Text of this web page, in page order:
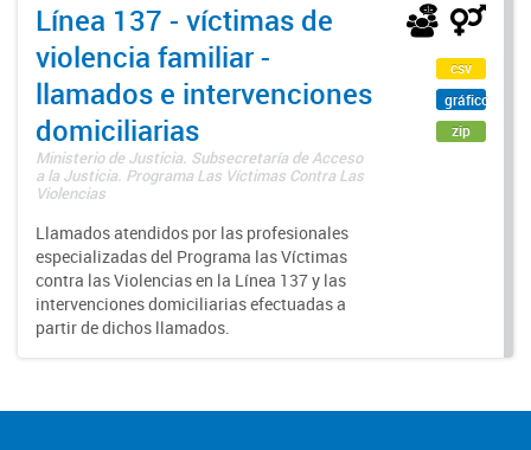
Línea 137 - víctimas de
violencia familiar -
llamados e intervenciones
domiciliarias
Ministerio de Justicia. Subsecretaría de Acceso
a la Justicia. Programa Las Víctimas Contra Las
Violencias
Llamados atendidos por las profesionales
especializadas del Programa las Víctimas
contra las Violencias en la Línea 137 y las
intervenciones domiciliarias efectuadas a
partir de dichos llamados.
csv
gráfico
zip